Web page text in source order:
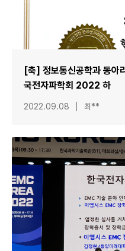
[축] 정보통신공학과 동아
국전자파학회 2022 하
2022.09.08 최**